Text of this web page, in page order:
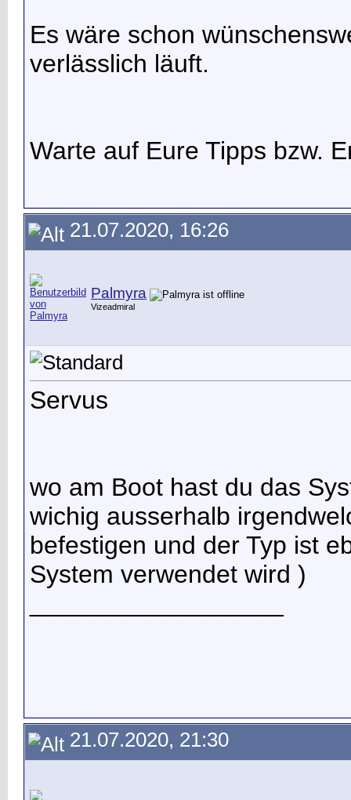
Es wäre schon
verlässlich läuft.
Warte auf Eure Tipps bzw.
21.07.2020, 16:26
Palmyra
Vizeadmiral
Servus
wo am Boot hast du das
wichig ausserhalb
befestigen und der Typ ist
System verwendet wird )
21.07.2020, 21:30